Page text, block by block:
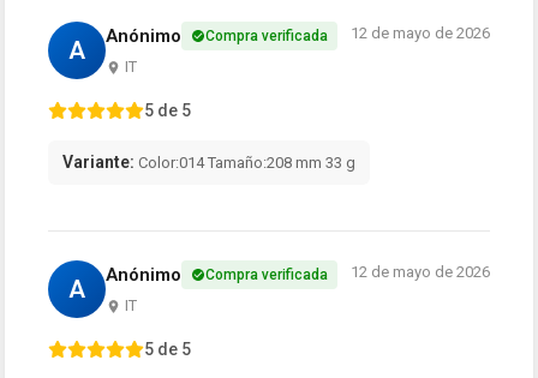
A Anónimo Compra verificada
IT
12 de mayo de 2026
5 de 5
Variante: Color:014 Tamaño:208 mm 33 g
A Anónimo Compra verificada
IT
12 de mayo de 2026
5 de 5